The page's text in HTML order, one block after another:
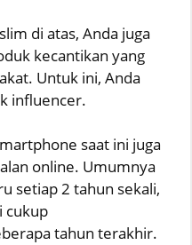
di atas, Anda juga
kecantikan yang
Untuk ini, Anda
influencer.
saat ini juga
online. Umumnya
setiap 2 tahun sekali,
cukup
tahun terakhir.